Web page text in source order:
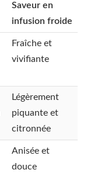
Saveur en
infusion froide
Fraîche et
vivifiante
Légèrement
piquante et
citronnée
Anisée et
douce